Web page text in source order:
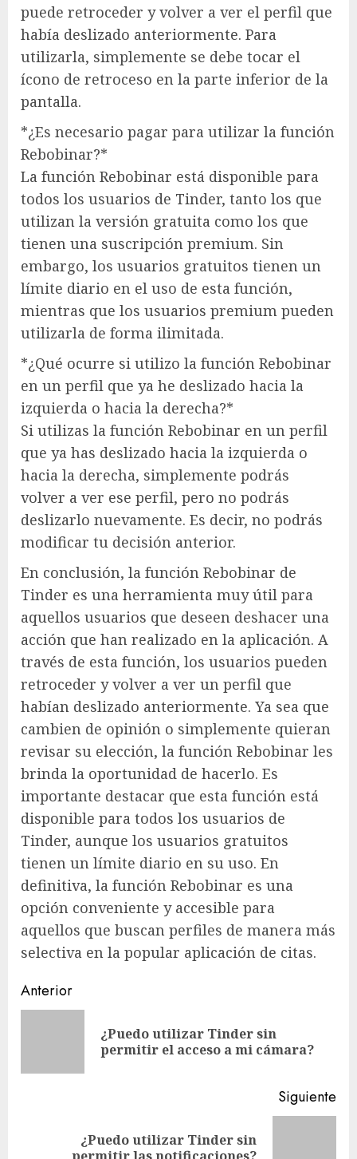
puede retroceder y volver a ver el perfil que
había deslizado anteriormente. Para
utilizarla, simplemente se debe tocar el
ícono de retroceso en la parte inferior de la
pantalla.
*¿Es necesario pagar para utilizar la función
Rebobinar?*
La función Rebobinar está disponible para
todos los usuarios de Tinder, tanto los que
utilizan la versión gratuita como los que
tienen una suscripción premium. Sin
embargo, los usuarios gratuitos tienen un
límite diario en el uso de esta función,
mientras que los usuarios premium pueden
utilizarla de forma ilimitada.
*¿Qué ocurre si utilizo la función Rebobinar
en un perfil que ya he deslizado hacia la
izquierda o hacia la derecha?*
Si utilizas la función Rebobinar en un perfil
que ya has deslizado hacia la izquierda o
hacia la derecha, simplemente podrás
volver a ver ese perfil, pero no podrás
deslizarlo nuevamente. Es decir, no podrás
modificar tu decisión anterior.
En conclusión, la función Rebobinar de
Tinder es una herramienta muy útil para
aquellos usuarios que deseen deshacer una
acción que han realizado en la aplicación. A
través de esta función, los usuarios pueden
retroceder y volver a ver un perfil que
habían deslizado anteriormente. Ya sea que
cambien de opinión o simplemente quieran
revisar su elección, la función Rebobinar les
brinda la oportunidad de hacerlo. Es
importante destacar que esta función está
disponible para todos los usuarios de
Tinder, aunque los usuarios gratuitos
tienen un límite diario en su uso. En
definitiva, la función Rebobinar es una
opción conveniente y accesible para
aquellos que buscan perfiles de manera más
selectiva en la popular aplicación de citas.
Navegación
de
entradas
Anterior
¿Puedo utilizar Tinder sin
permitir el acceso a mi cámara?
Siguiente
Siguiente¿Puedo utilizar Tinder sin